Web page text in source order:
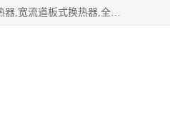
湖南欧力德换热实业有限公司生产换热设备,板式换热器,板式热交换器,板式换热器机组,卫生级板式换热器,宽流道板式换热器,全焊接板式换热器,钎焊板式换热器,钛材板式换热器,容积式换热器,盘管换热,不锈钢水箱,定压补水机组,变频供水机组等,用户覆盖：湖南、湖北、广西、广东、海南、云南、贵州等全国各地。